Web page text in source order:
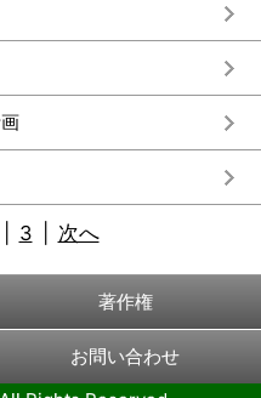
3 次へ
著作権
お問い合わせ